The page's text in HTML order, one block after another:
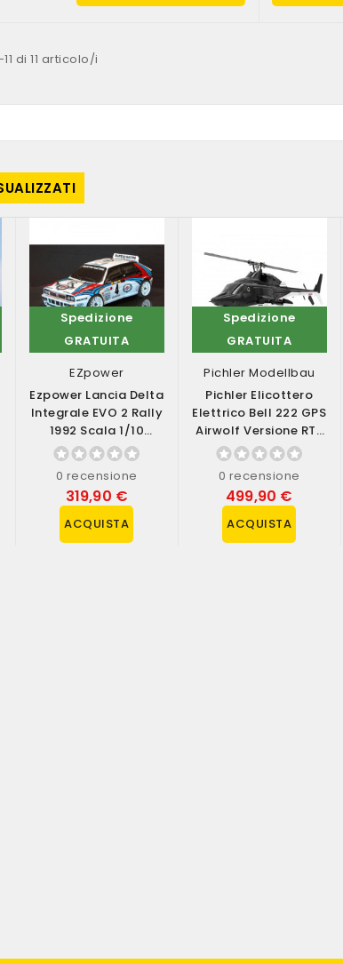
di 11 articolo/i
Spedizione
GRATUITA
EZpower
Ezpower Lancia Delta
Integrale EVO 2 Rally
1992 Scala 1/10
Versione RTR (art....
0 recensione
319,90 €
ACQUISTA
Spedizione
GRATUITA
Pichler Modellbau
Pichler Elicottero
Elettrico Bell 222 GPS
Airwolf Versione RTF
(art. 16500)
0 recensione
499,90 €
ACQUISTA